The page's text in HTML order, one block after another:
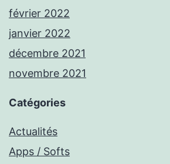
février 2022
janvier 2022
décembre 2021
novembre 2021
Catégories
Actualités
Apps / Softs